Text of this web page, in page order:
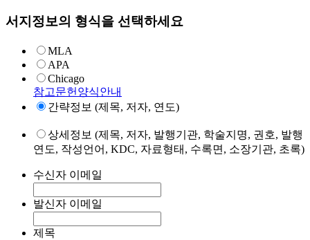
서지정보의 형식을 선택하세요
MLA
APA
Chicago
참고문헌양식안내
간략정보 (제목, 저자, 연도)
상세정보 (제목, 저자, 발행기관, 학술지명, 권호, 발행
연도, 작성언어, KDC, 자료형태, 수록면, 소장기관, 초록)
수신자 이메일
발신자 이메일
제목